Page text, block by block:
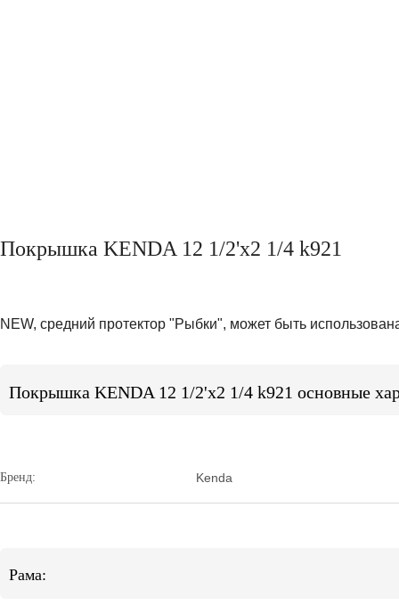
Покрышка KENDA 12 1/2'х2 1/4 k921
NEW, средний протектор "Рыбки", может быть
Покрышка KENDA 12 1/2'х2 1/4 k921 основные
Бренд: Kenda
Рама: